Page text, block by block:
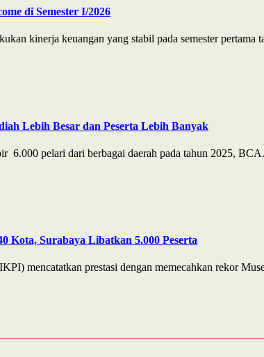
di Semester I/2026
kinerja keuangan yang stabil pada semester pertama
Lebih Besar dan Peserta Lebih Banyak
6.000 pelari dari berbagai daerah pada tahun 2025,
Kota, Surabaya Libatkan 5.000 Peserta
mencatatkan prestasi dengan memecahkan rekor